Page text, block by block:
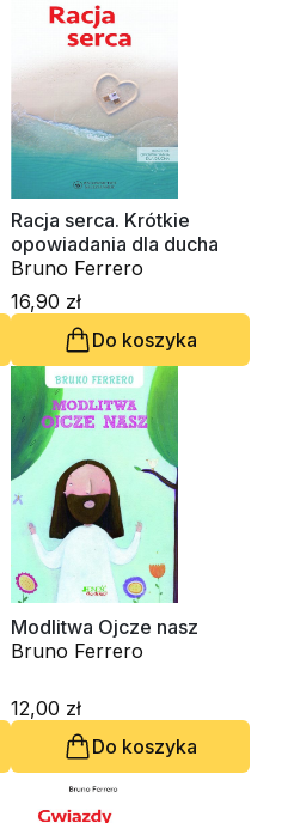
Racja serca. Krótkie
opowiadania dla ducha
Bruno Ferrero
16,90 zł
Do koszyka
Modlitwa Ojcze nasz
Bruno Ferrero
12,00 zł
Do koszyka